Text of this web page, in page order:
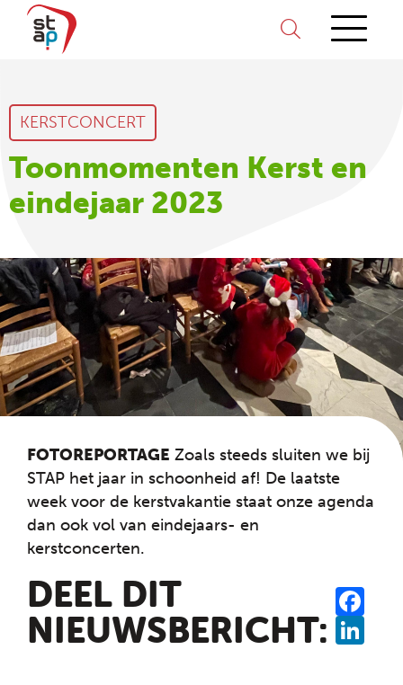
KERSTCONCERT
Toonmomenten Kerst en
eindejaar 2023
FOTOREPORTAGE Zoals steeds sluiten we bij
STAP het jaar in schoonheid af! De laatste
week voor de kerstvakantie staat onze agenda
dan ook vol van eindejaars- en
kerstconcerten.
DEEL DIT
NIEUWSBERICHT: